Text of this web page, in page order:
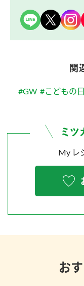
関
#GW #こどもの日
My レ
お